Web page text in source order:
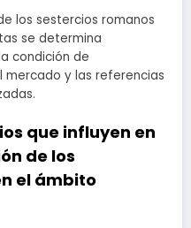
los sestercios romanos
se determina
condición de
mercado y las referencias
que influyen en
de los
el ámbito